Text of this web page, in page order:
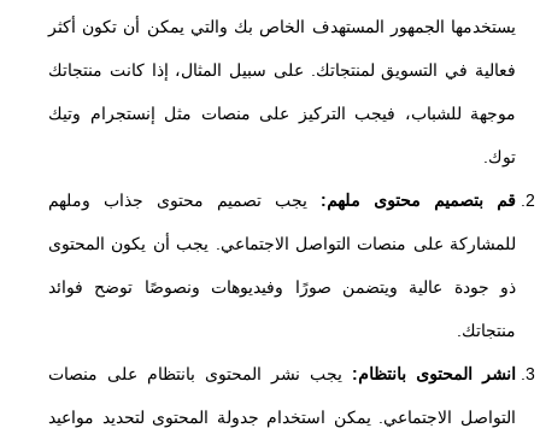
يستخدمها الجمهور المستهدف الخاص بك والتي يمكن أن تكون أكثر
فعالية في التسويق لمنتجاتك. على سبيل المثال، إذا كانت منتجاتك
موجهة للشباب، فيجب التركيز على منصات مثل إنستجرام وتيك
توك.
قم بتصميم محتوى ملهم: يجب تصميم محتوى جذاب وملهم
للمشاركة على منصات التواصل الاجتماعي. يجب أن يكون المحتوى
ذو جودة عالية ويتضمن صورًا وفيديوهات ونصوصًا توضح فوائد
منتجاتك.
انشر المحتوى بانتظام: يجب نشر المحتوى بانتظام على منصات
التواصل الاجتماعي. يمكن استخدام جدولة المحتوى لتحديد مواعيد